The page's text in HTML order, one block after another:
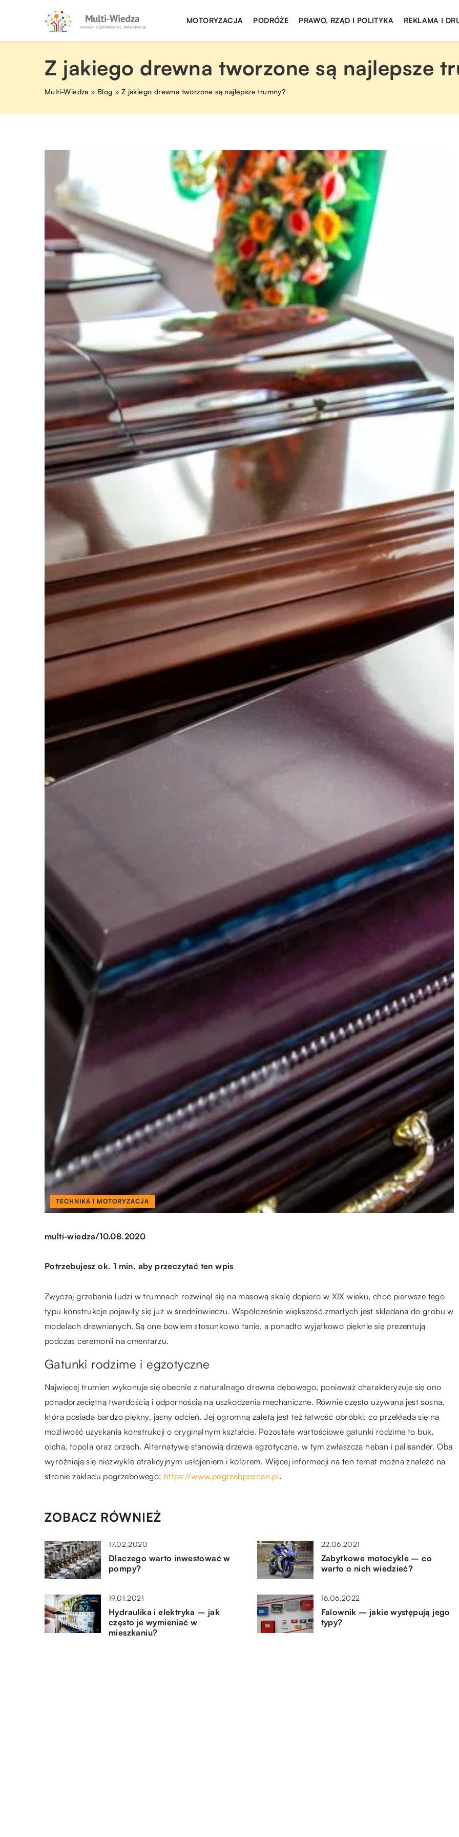
MOTORYZACJA PODRÓŻE PRAWO, RZĄD I POLITYKA REKLAMA I
Z jakiego drewna tworzone są najlepsze
Multi-Wiedza » Blog » Z jakiego drewna tworzone są najlepsze trumny?
TECHNIKA I MOTORYZACJA
multi-wiedza/10.08.2020
Potrzebujesz ok. 1 min. aby przeczytać ten wpis
Zwyczaj grzebania ludzi w trumnach rozwinął się na masową skalę dopiero w XIX wieku, choć pierwsze tego
typu konstrukcje pojawiły się już w średniowieczu. Współcześnie większość zmarłych jest składana do grobu w
modelach drewnianych. Są one bowiem stosunkowo tanie, a ponadto wyjątkowo pięknie się prezentują
podczas ceremonii na cmentarzu.
Gatunki rodzime i egzotyczne
Najwięcej trumien wykonuje się obecnie z naturalnego drewna dębowego, ponieważ charakteryzuje się ono
ponadprzeciętną twardością i odpornością na uszkodzenia mechaniczne. Równie często używana jest sosna,
która posiada bardzo piękny, jasny odcień. Jej ogromną zaletą jest też łatwość obróbki, co przekłada się na
możliwość uzyskania konstrukcji o oryginalnym kształcie. Pozostałe wartościowe gatunki rodzime to buk,
olcha, topola oraz orzech. Alternatywę stanowią drzewa egzotyczne, w tym zwłaszcza heban i palisander. Oba
wyróżniają się niezwykle atrakcyjnym usłojeniem i kolorem. Więcej informacji na ten temat można znaleźć na
stronie zakładu pogrzebowego: https://www.pogrzebpoznan.pl.
ZOBACZ RÓWNIEŻ
17.02.2020
Dlaczego warto inwestować w
pompy?
22.06.2021
Zabytkowe motocykle – co
warto o nich wiedzieć?
19.01.2021
Hydraulika i elektryka – jak
często je wymieniać w
mieszkaniu?
16.06.2022
Falownik – jakie występują jego
typy?